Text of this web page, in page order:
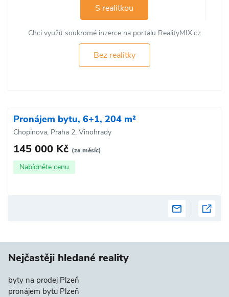
S realitkou
Chci využít soukromé inzerce na portálu RealityMIX.cz
Bez realitky
Pronájem bytu, 6+1, 204 m²
Chopinova, Praha 2, Vinohrady
145 000 Kč (za měsíc)
Nabídněte cenu
Nejčastěji hledané reality
byty na prodej Plzeň
pronájem bytu Plzeň